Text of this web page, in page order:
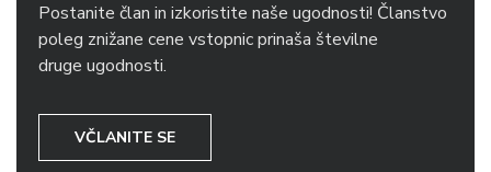
Postanite član in izkoristite naše ugodnosti! Članstvo
poleg znižane cene vstopnic prinaša številne
druge ugodnosti.
VČLANITE SE